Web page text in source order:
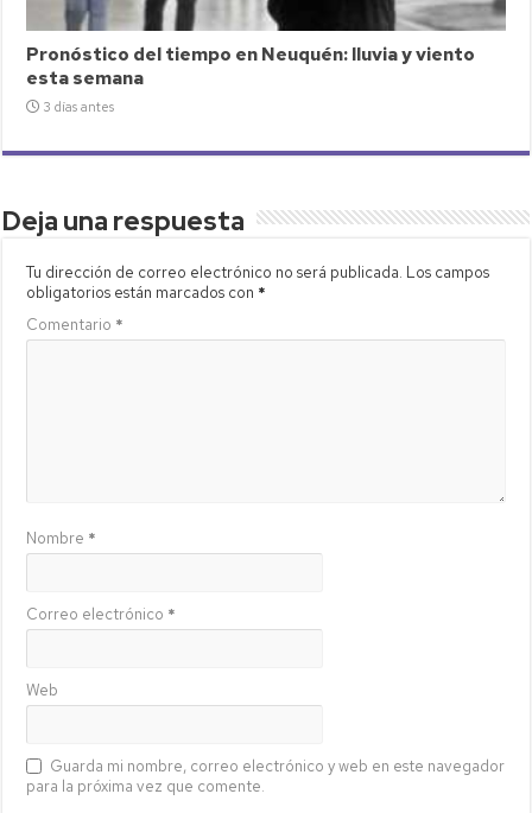
Pronóstico del tiempo en Neuquén: lluvia y viento
esta semana
3 días antes
Deja una respuesta
Tu dirección de correo electrónico no será publicada. Los campos
obligatorios están marcados con *
Comentario *
Nombre *
Correo electrónico *
Web
Guarda mi nombre, correo electrónico y web en este navegador
para la próxima vez que comente.